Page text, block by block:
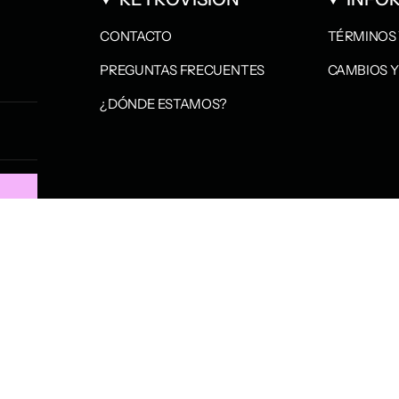
CONTACTO
PREGUNTAS FRECUENTES
¿DÓNDE ESTAMOS?
TÉRMINOS
CAMBIOS